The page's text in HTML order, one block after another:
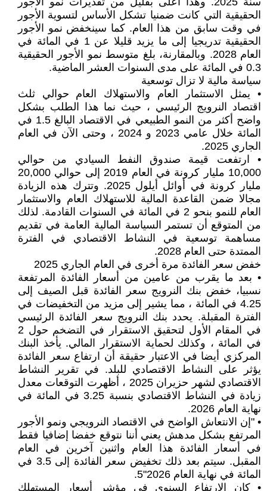
الحقيقية التي كانت ضمنيا تشكل الأساس لتسوية الأجور
في وقت سابق من هذا العام. كما سينخفض نمو الأجور
الحقيقية تدريجيا إلى ما يزيد قليلا عن 1 في المائة في
العام 2028. وبالمقارنة، بلغ متوسط نمو الأجور الحقيقية
0.3 في المائة على مدى السنوات العشر الماضية.
سياسة مالية لا تزال توسعية
• يمثل الاستثمار العام والاستهلاك العام حوالي ثلث
اقتصاد النرويج الرئيسي ، حيث نما هذا الطلب بشكل
واضح أكثر من النمو الطبيعي في الاقتصاد البالغ 1.5 في
المائة خلال عامي 2023 و 2024 ، وحتى الآن في العام
الجاري 2025.
• ارتفعت قيمة صندوق النفط السيادي من حوالي
10,000 مليار كرونة في العام 2019 إلى حوالي 20,000
مليار كرونة في أوائل أيلول 2025. وتترك هذه الزيادة
مجالا ضمن القاعدة المالية للاستهلاك العام والاستثمار
العام للنمو بنحو 2 في المائة في السنوات القادمة. لذلك
من المتوقع أن تستمر السياسة المالية العامة في تقديم
مساهمة توسعية في النشاط الاقتصادي في الفترة
الممتدة حتى العام 2028.
خفض سعر الفائدة مرة أخرى في العام الجاري 2025
• بعد ما يقرب من عامين من أسعار الفائدة المرتفعة
نسبيا، خفض بنك النرويج سعر الفائدة قبل الصيف إلى
4.25 في المائة ، مما يشير إلى مزيد من التخفيضات في
الفترة المقبلة. يحدد بنك النرويج سعر الفائدة الرئيسي
في المقام الأول لتحقيق الاستقرار في التضخم حول 2
في المائة ، وكذلك لحماية الاستقرار المالي. يأخذ البنك
المركزي أيضا في الاعتبار حقيقة أن ارتفاع سعر الفائدة
يؤثر على النشاط الاقتصادي للبلد. في تقرير النشاط
الاقتصادي لشهر حزيران 2025 ، أظهرت التوقعات معدل
زيادة في النشاط الاقتصادي بنسبة 3.25 في المائة في
نهاية العام 2026.
• "إن الانتعاش الواضح في الاقتصاد النرويجي ونمو الأجور
المرتفع بشكل مدهش يعني أننا نتوقع خفضا إضافيا فقط
في أسعار الفائدة هذا العام واثنين آخرين في العام
المقبل. سيتم بعد ذلك تخفيض سعر الفائدة إلى 3.5 في
المائة في نهاية العام 2026"5.
• كان الارتفاع السنوي في مؤشر أسعار المستهلك